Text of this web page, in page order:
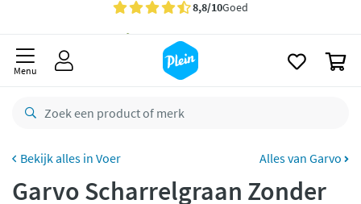
Gratisbezorging vanaf 35,- *
besteld,
retourneren
Betaal met Klarna
Menu
Voer Alles van Garvo
Garvo Scharrelgraan Zonder